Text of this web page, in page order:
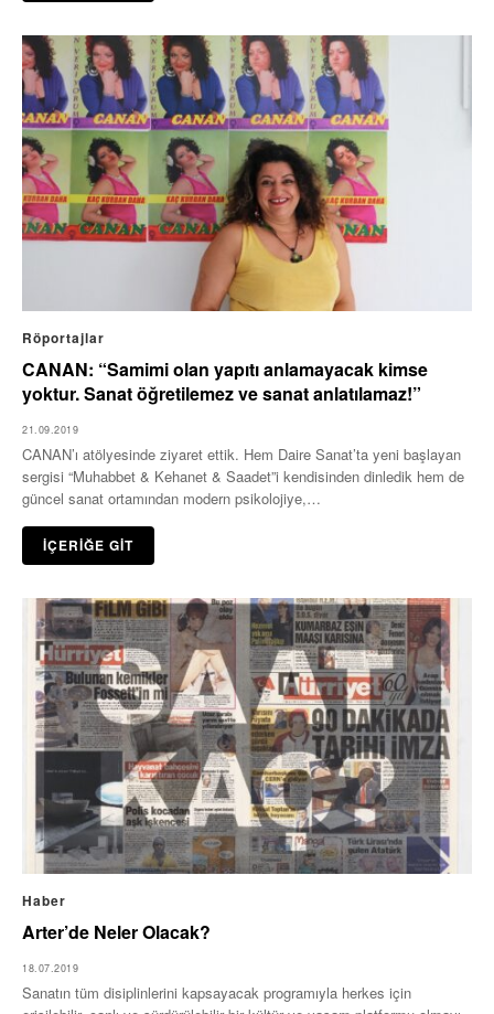
Röportajlar
CANAN: “Samimi olan yapıtı anlamayacak kimse
yoktur. Sanat öğretilemez ve sanat anlatılamaz!”
21.09.2019
CANAN’ı atölyesinde ziyaret ettik. Hem Daire Sanat’ta yeni başlayan
sergisi “Muhabbet & Kehanet & Saadet”i kendisinden dinledik hem de
güncel sanat ortamından modern psikolojiye,…
İÇERİĞE GİT
Haber
Arter’de Neler Olacak?
18.07.2019
Sanatın tüm disiplinlerini kapsayacak programıyla herkes için